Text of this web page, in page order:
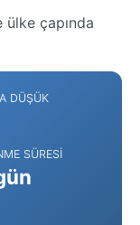
çapında
DÜŞÜK
SÜRESI